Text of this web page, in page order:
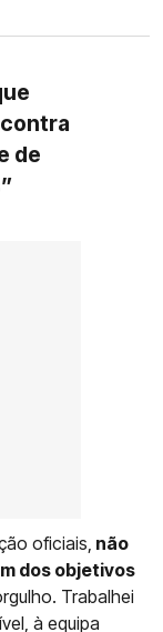
de
oficiais, não
dos objetivos
Trabalhei
à equipa